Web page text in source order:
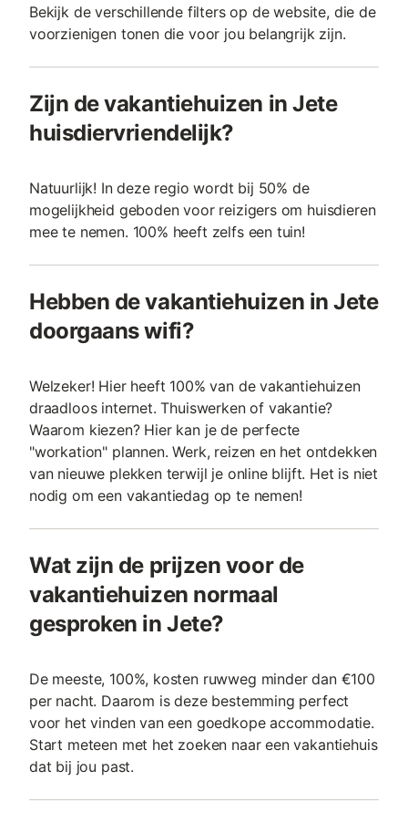
Bekijk de verschillende filters op de website, die de
voorzienigen tonen die voor jou belangrijk zijn.
Zijn de vakantiehuizen in Jete
huisdiervriendelijk?
Natuurlijk! In deze regio wordt bij 50% de
mogelijkheid geboden voor reizigers om huisdieren
mee te nemen. 100% heeft zelfs een tuin!
Hebben de vakantiehuizen in Jete
doorgaans wifi?
Welzeker! Hier heeft 100% van de vakantiehuizen
draadloos internet. Thuiswerken of vakantie?
Waarom kiezen? Hier kan je de perfecte
"workation" plannen. Werk, reizen en het ontdekken
van nieuwe plekken terwijl je online blijft. Het is niet
nodig om een vakantiedag op te nemen!
Wat zijn de prijzen voor de
vakantiehuizen normaal
gesproken in Jete?
De meeste, 100%, kosten ruwweg minder dan €100
per nacht. Daarom is deze bestemming perfect
voor het vinden van een goedkope accommodatie.
Start meteen met het zoeken naar een vakantiehuis
dat bij jou past.